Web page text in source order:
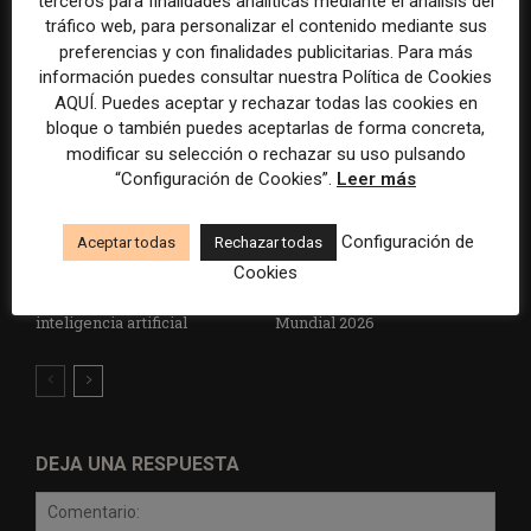
euros
sobre el poder, la memoria y
la violencia
Radio Televisión Madrid
inteligencia artificial
ADEPA crea un premio
especial para la mejor
Mundial 2026
DEJA UNA RESPUESTA
tráfico web, para personalizar el contenido mediante sus
preferencias y con finalidades publicitarias. Para más
información puedes consultar nuestra Política de Cookies
AQUÍ. Puedes aceptar y rechazar todas las cookies en
bloque o también puedes aceptarlas de forma concreta,
modificar su selección o rechazar su uso pulsando
“Configuración de Cookies”. Leer más
Aceptar todas Rechazar todas
Configuración de
Cookies